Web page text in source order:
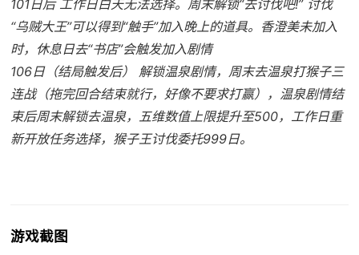
101日后 工作日白天无法选择。周末解锁“去讨伐吧!” 讨伐
“乌贼大王”可以得到“触手”加入晚上的道具。香澄美未加入
时，休息日去“书店”会触发加入剧情
106日（结局触发后） 解锁温泉剧情，周末去温泉打猴子三
连战（拖完回合结束就行，好像不要求打赢），温泉剧情结
束后周末解锁去温泉，五维数值上限提升至500，工作日重
新开放任务选择，猴子王讨伐委托999日。
游戏截图